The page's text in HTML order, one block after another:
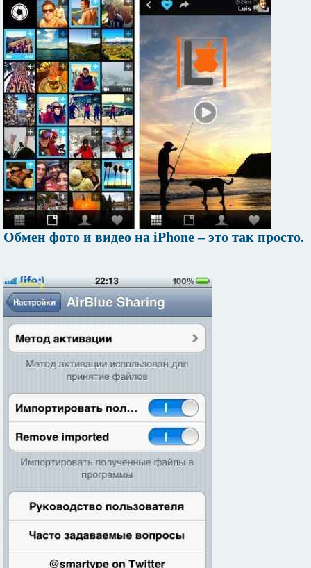
Обмен фото и видео на iPhone – это так просто.